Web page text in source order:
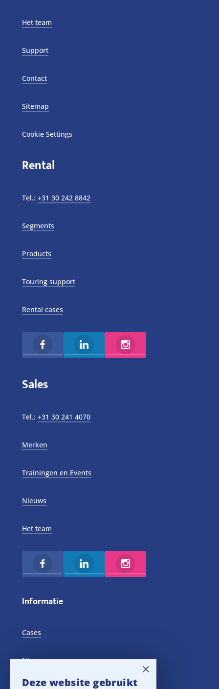
Het team
Support
Contact
Sitemap
Cookie Settings
Rental
Tel.: +31 30 242 8842
Segments
Products
Touring support
Rental cases
Sales
Tel.: +31 30 241 4070
Merken
Trainingen en Events
Nieuws
Het team
Informatie
Cases
Nieuws
×
Deze website gebruikt